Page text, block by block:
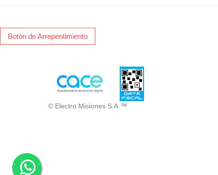
Botón de Arrepentimiento
© Electro Misiones S.A.™
. .